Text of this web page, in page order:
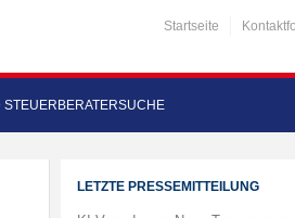
Startseite
STEUERBERATERSUCHE
LETZTE PRESSEMITTEILUNG